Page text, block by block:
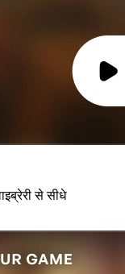
से सीधे